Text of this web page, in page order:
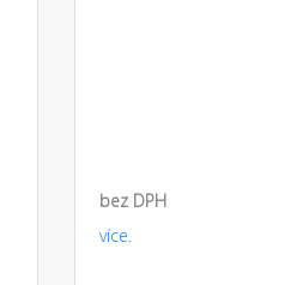
bez DPH
více.